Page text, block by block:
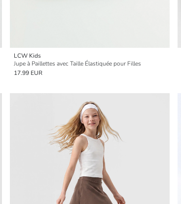
LCW Kids
Jupe à Paillettes avec Taille Élastiquée pour Filles
17.99 EUR